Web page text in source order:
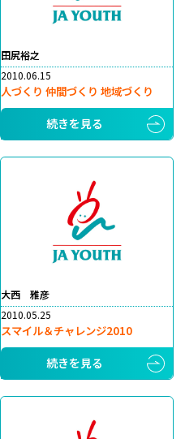
田尻裕之
2010.06.15
人づくり 仲間づくり 地域づくり
続きを見る
大西 雅彦
2010.05.25
スマイル＆チャレンジ2010
続きを見る